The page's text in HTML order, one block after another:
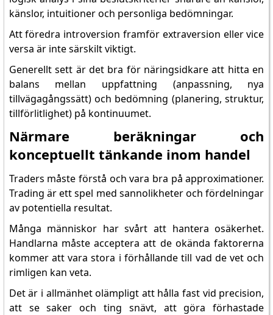
känslor, intuitioner och personliga bedömningar.
Att föredra introversion framför extraversion eller vice
versa är inte särskilt viktigt.
Generellt sett är det bra för näringsidkare att hitta en
balans mellan uppfattning (anpassning, nya
tillvägagångssätt) och bedömning (planering, struktur,
tillförlitlighet) på kontinuumet.
Närmare beräkningar och
konceptuellt tänkande inom handel
Traders måste förstå och vara bra på approximationer.
Trading är ett spel med sannolikheter och fördelningar
av potentiella resultat.
Många människor har svårt att hantera osäkerhet.
Handlarna måste acceptera att de okända faktorerna
kommer att vara stora i förhållande till vad de vet och
rimligen kan veta.
Det är i allmänhet olämpligt att hålla fast vid precision,
att se saker och ting snävt, att göra förhastade